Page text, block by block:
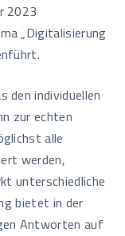
2023
„Digitalisierung
den individuellen
zur echten
alle
werden,
unterschiedliche
bietet in der
Antworten auf